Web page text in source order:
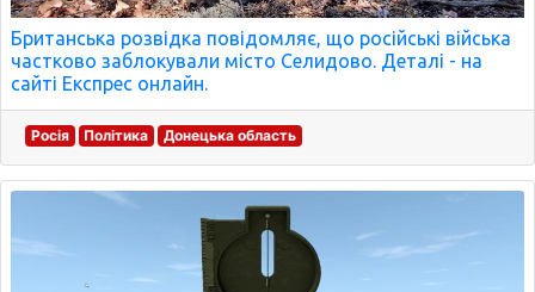
Британська розвідка повідомляє, що російські війська
частково заблокували місто Селидово. Деталі - на
сайті Експрес онлайн.
Росія Політика Донецька область